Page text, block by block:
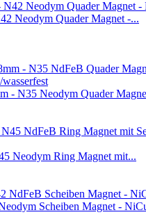
Neodym Quader Magnet -...
- N35 Neodym Quader
Neodym Ring Magnet mit...
Scheiben Magnet -